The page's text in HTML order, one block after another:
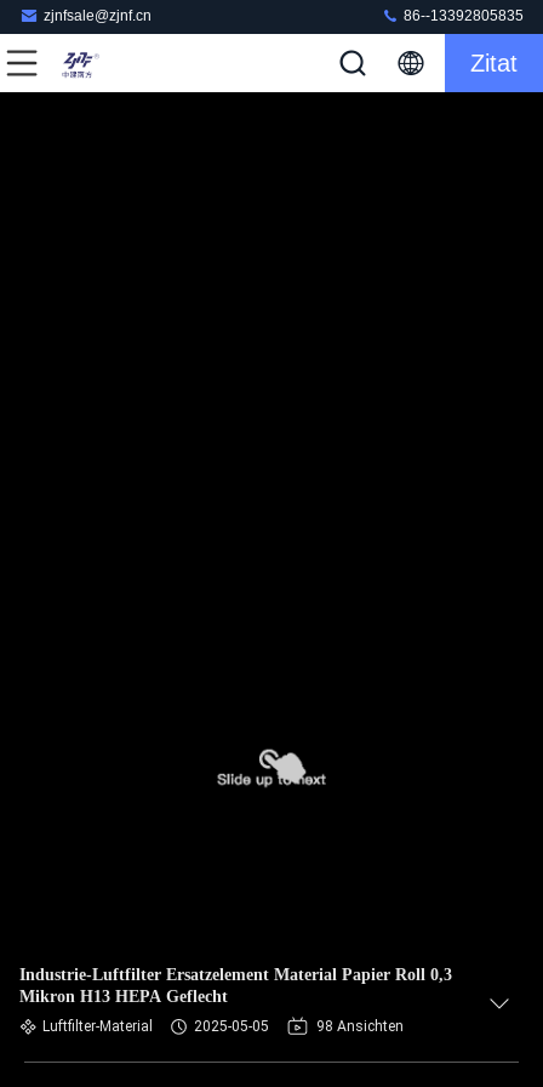
zjnfsale@zjnf.cn 86--13392805835
Zitat
Industrie-Luftfilter Ersatzelement Material Papier Roll 0,3
Mikron H13 HEPA Geflecht
Luftfilter-Material 2025-05-05 98 Ansichten